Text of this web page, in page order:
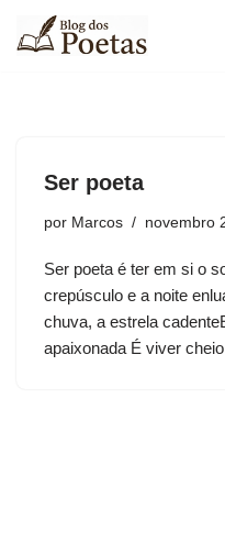
Pular
Ser poeta
por Marcos novembro
Ser poeta é ter em si o
crepúsculo e a noite
chuva, a estrela
apaixonada É viver